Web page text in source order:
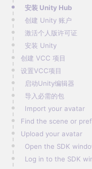
安装 Unity Hub​
创建 Unity 账户​
激活个人版许可证​
安装 Unity​
创建 VCC 项目​
设置VCC项目
启动Unity编辑器
导入必需的包​
Import your avatar​
Find the scene or
Upload your avatar​
Open the SDK
Log in to the SDK